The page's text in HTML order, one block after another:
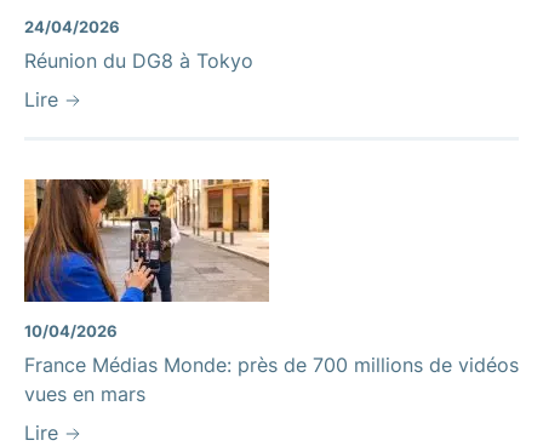
24/04/2026
Réunion du DG8 à Tokyo
Lire
10/04/2026
France Médias Monde: près de 700 millions de vidéos
vues en mars
Lire